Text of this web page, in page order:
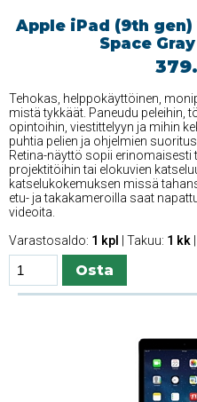
Apple iPad (9th gen)
Space
Tehokas, helppokäyttöinen,
mistä tykkäät. Paneudu peleihin,
opintoihin, viestittelyyn ja mihin
puhtia pelien ja ohjelmien
Retina-näyttö sopii erinomaisesti
projektitöihin tai elokuvien
katselukokemuksen missä
etu- ja takakameroilla saat
videoita.
Varastosaldo: 1 kpl | Takuu: 1 kk